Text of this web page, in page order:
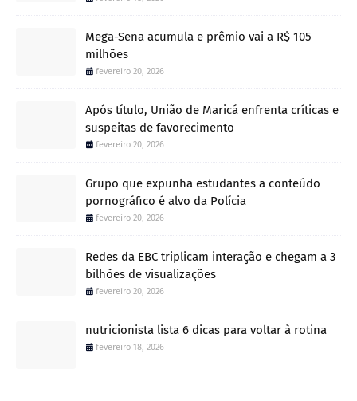
Mega-Sena acumula e prêmio vai a R$ 105
milhões
fevereiro 20, 2026
Após título, União de Maricá enfrenta críticas e
suspeitas de favorecimento
fevereiro 20, 2026
Grupo que expunha estudantes a conteúdo
pornográfico é alvo da Polícia
fevereiro 20, 2026
Redes da EBC triplicam interação e chegam a 3
bilhões de visualizações
fevereiro 20, 2026
nutricionista lista 6 dicas para voltar à rotina
fevereiro 18, 2026